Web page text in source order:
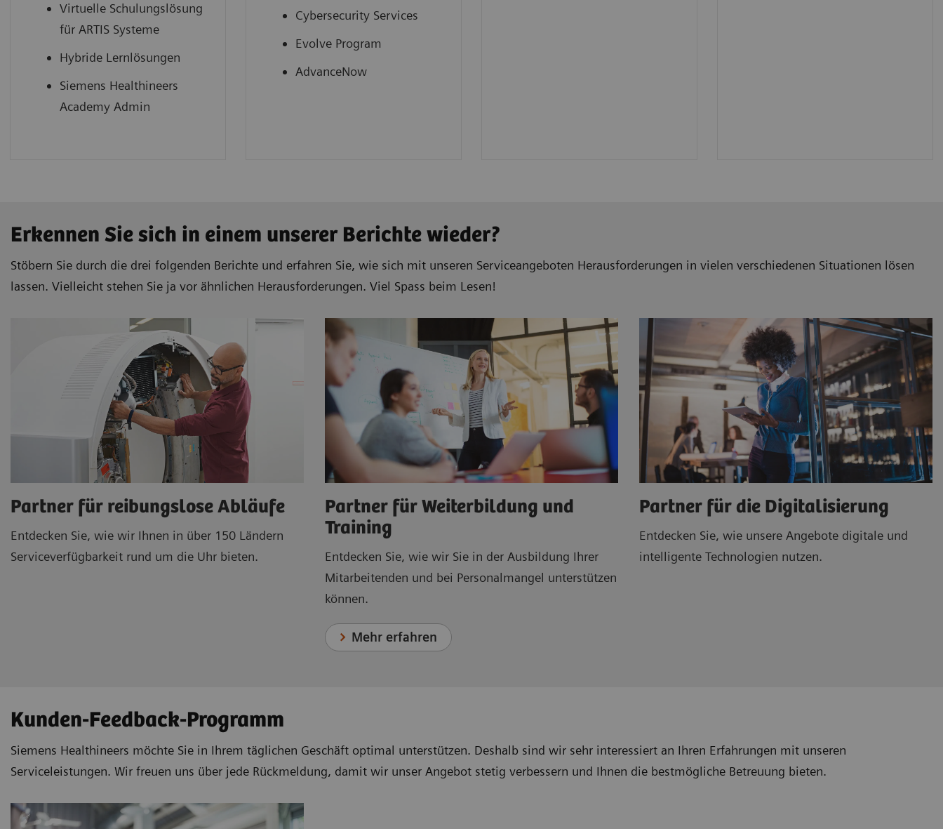
Virtuelle Schulungslösung
für ARTIS Systeme
Hybride Lernlösungen
Siemens Healthineers
Academy Admin
Cybersecurity Services
Evolve Program
AdvanceNow
Erkennen Sie sich in einem unserer Berichte wieder?
Stöbern Sie durch die drei folgenden Berichte und erfahren Sie, wie sich mit unseren Serviceangeboten Herausforderungen in vielen verschiedenen Situationen lösen
lassen. Vielleicht stehen Sie ja vor ähnlichen Herausforderungen. Viel Spass beim Lesen!
Partner für reibungslose Abläufe
Entdecken Sie, wie wir Ihnen in über 150 Ländern
Serviceverfügbarkeit rund um die Uhr bieten.
Partner für Weiterbildung und
Training
Entdecken Sie, wie wir Sie in der Ausbildung Ihrer
Mitarbeitenden und bei Personalmangel unterstützen
können.
Mehr erfahren
Partner für die Digitalisierung
Entdecken Sie, wie unsere Angebote digitale und
intelligente Technologien nutzen.
Kunden-Feedback-Programm
Siemens Healthineers möchte Sie in Ihrem täglichen Geschäft optimal unterstützen. Deshalb sind wir sehr interessiert an Ihren Erfahrungen mit unseren
Serviceleistungen. Wir freuen uns über jede Rückmeldung, damit wir unser Angebot stetig verbessern und Ihnen die bestmögliche Betreuung bieten.